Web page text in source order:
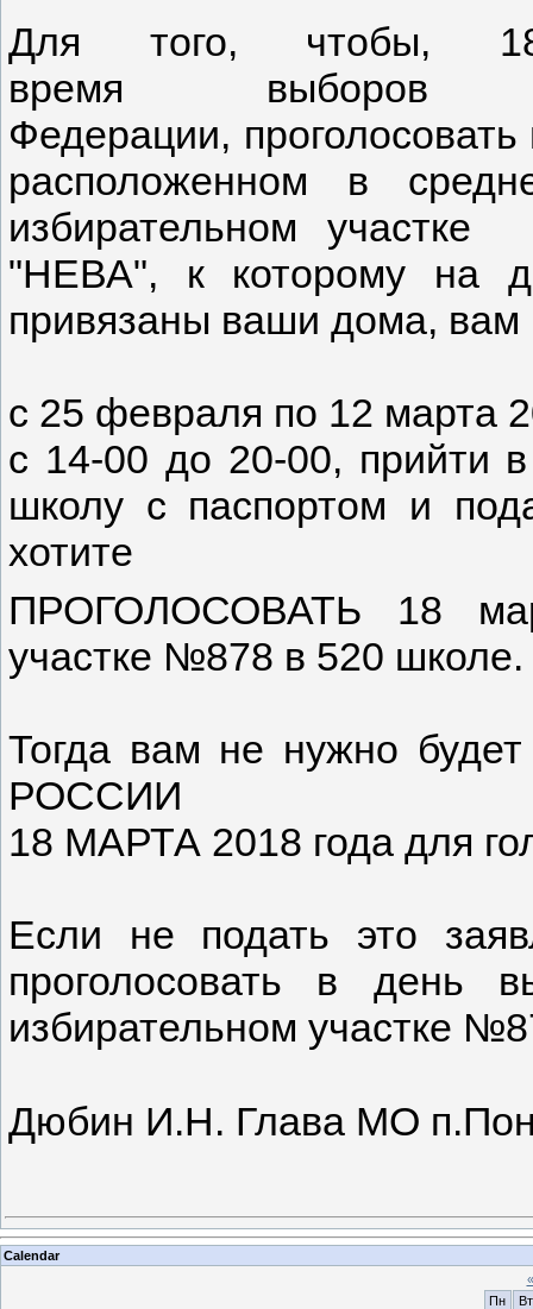
Для того, чтобы,
время выборов
Федерации,
расположенном в
избирательном
"НЕВА", к которому на
привязаны ваши дома,
с 25 февраля по 12 марта
с 14-00 до 20-00, прийти
школу с паспортом и
хотите
ПРОГОЛОСОВАТЬ 18
участке №878 в 520 школе.
Тогда вам не нужно
РОССИИ
18 МАРТА 2018 года для
Если не подать это
проголосовать в день
избирательном участке
Дюбин И.Н. Глава МО
Calendar
«
Пн
Вт